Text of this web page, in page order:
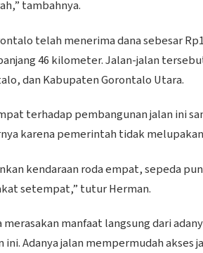
tambahnya.
telah menerima dana sebesar
46 kilometer. Jalan-jalan
dan Kabupaten Gorontalo Utara.
terhadap pembangunan jalan ini
karena pemerintah tidak
kendaraan roda empat, sepeda
setempat,” tutur Herman.
manfaat langsung dari
Adanya jalan mempermudah